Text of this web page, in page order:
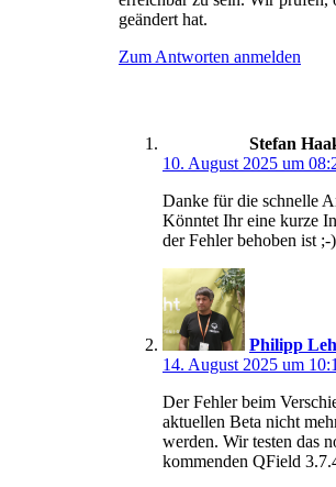
geändert hat.
Zum Antworten anmelden
Stefan
10. August 2025 um
Danke für die schnelle
Könntet Ihr eine kurze
der Fehler behoben ist ;-)
Philipp
14. August 2025 um
Der Fehler beim
aktuellen Beta nicht
werden. Wir testen das
kommenden QField